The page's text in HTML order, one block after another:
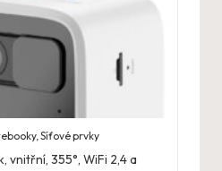
,Síťové prvky
vnitřní, 355°, WiFi 2,4 a